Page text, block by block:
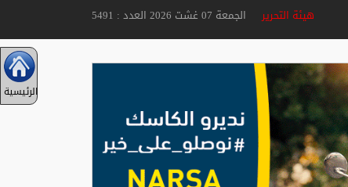
هيئة التحريرالجمعة 07 غشت 2026 العدد : 5491
الرئيسية